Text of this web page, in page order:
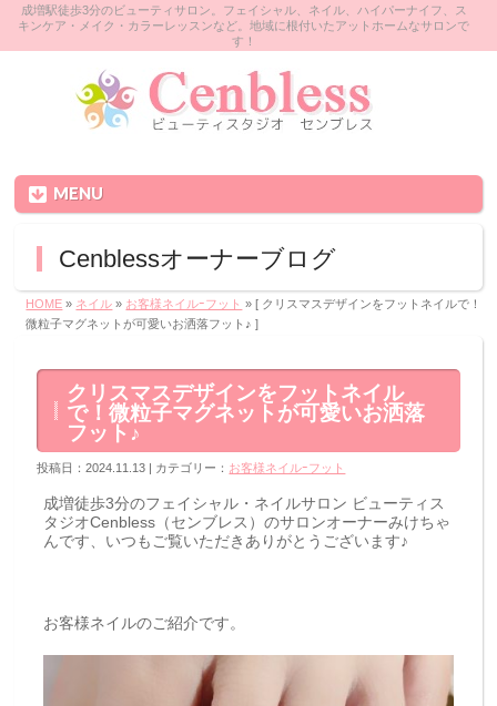
成増駅徒歩3分のビューティサロン。フェイシャル、ネイル、ハイパーナイフ、ス
キンケア・メイク・カラーレッスンなど。地域に根付いたアットホームなサロンで
す！
MENU
Cenblessオーナーブログ
HOME » ネイル » お客様ネイルｰフット » [ クリスマスデザインをフットネイルで！
微粒子マグネットが可愛いお洒落フット♪ ]
クリスマスデザインをフットネイル
で！微粒子マグネットが可愛いお洒落
フット♪
投稿日：2024.11.13 | カテゴリー： お客様ネイルｰフット
成増徒歩3分のフェイシャル・ネイルサロン ビューティス
タジオCenbless（センブレス）のサロンオーナーみけちゃ
んです、いつもご覧いただきありがとうございます♪
お客様ネイルのご紹介です。